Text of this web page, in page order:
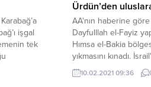
işgal
tek
zorunda
sene 44
Ürdün’den
AA'nın haberine
Dayfulllah el-Fayiz
Hımsa el-Bakia
yıkmasını kınadı.
uygulamalarını
olarak niteleyen
10.02.2021 09:36